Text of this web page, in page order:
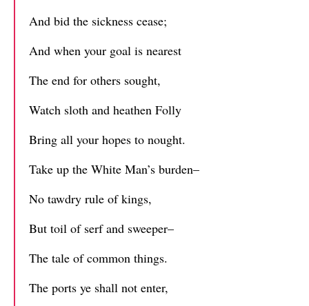
And bid the sickness cease;
And when your goal is nearest
The end for others sought,
Watch sloth and heathen Folly
Bring all your hopes to nought.
Take up the White Man’s burden–
No tawdry rule of kings,
But toil of serf and sweeper–
The tale of common things.
The ports ye shall not enter,